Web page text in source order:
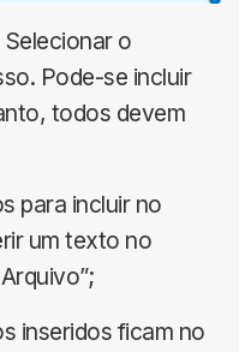
Selecionar o
Pode-se incluir
todos devem
para incluir no
um texto no
inseridos ficam no